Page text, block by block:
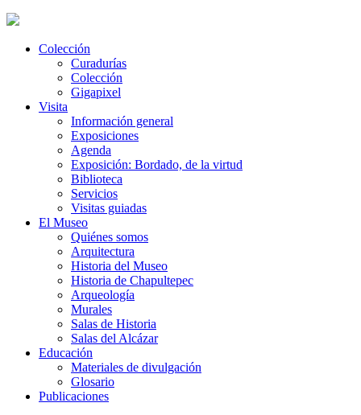
Colección
Curadurías
Colección
Gigapixel
Visita
Información general
Exposiciones
Agenda
Exposición: Bordado, de la virtud
Biblioteca
Servicios
Visitas guiadas
El Museo
Quiénes somos
Arquitectura
Historia del Museo
Historia de Chapultepec
Arqueología
Murales
Salas de Historia
Salas del Alcázar
Educación
Materiales de divulgación
Glosario
Publicaciones